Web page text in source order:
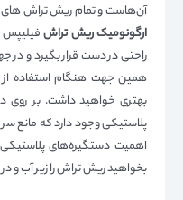
آن‌هاست و تمام ریش تراش های
ارگونومیک ریش تراشفیلیپس
راحتی در دست قرار بگیرد و در
همین جهت هنگام استفاده
بهتری خواهید داشت. بر
پلاستیکی وجود دارد که مانع
اهمیت دستگیره‌های
بخواهید ریش تراش را زیر آب و